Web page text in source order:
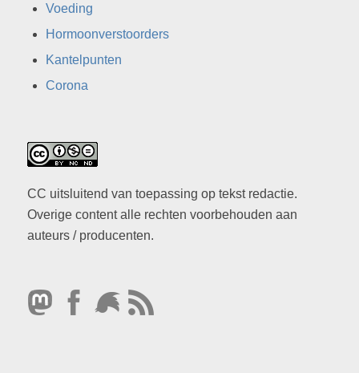
Voeding
Hormoonverstoorders
Kantelpunten
Corona
CC uitsluitend van toepassing op tekst redactie.
Overige content alle rechten voorbehouden aan
auteurs / producenten.